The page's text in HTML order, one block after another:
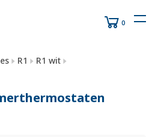
0
R1
R1 wit